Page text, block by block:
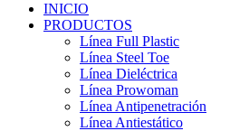
INICIO
PRODUCTOS
Línea Full Plastic
Línea Steel Toe
Línea Dieléctrica
Línea Prowoman
Línea Antipenetración
Línea Antiestático